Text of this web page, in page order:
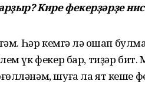
Кире фекерҙәрҙе
Һәр кемгә лә оҡшап
үк фекер бар, тиҙәр бит.
шуға ла ят кеше